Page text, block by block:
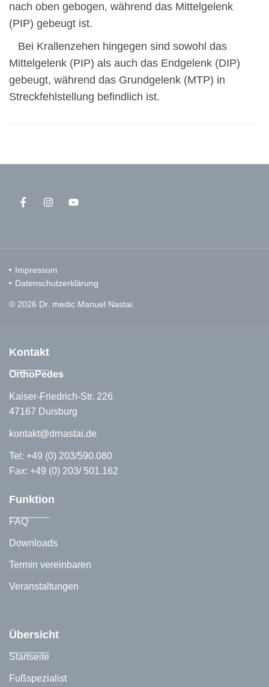
nach oben gebogen, während das Mittelgelenk
(PIP) gebeugt ist.
Bei Krallenzehen hingegen sind sowohl das
Mittelgelenk (PIP) als auch das Endgelenk (DIP)
gebeugt, während das Grundgelenk (MTP) in
Streckfehlstellung befindlich ist.
Impressum
Datenschutzerklärung
© 2026 Dr. medic Manuel Nastai.
Kontakt
OrthoPedes
Kaiser-Friedrich-Str. 226
47167 Duisburg
kontakt@drnastai.de
Tel: +49 (0) 203/590.080
Fax: +49 (0) 203/ 501.162
Funktion
FAQ
Downloads
Termin vereinbaren
Veranstaltungen
Übersicht
Startseite
Fußspezialist